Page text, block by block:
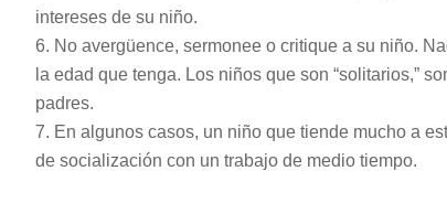
intereses de su niño.
No avergüence, sermonee o critique a su niño.
la edad que tenga. Los niños que son “solitarios,”
padres.
En algunos casos, un niño que tiende mucho a
de socialización con un trabajo de medio tiempo.